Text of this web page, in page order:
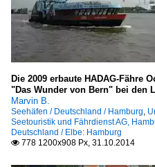
Die 2009 erbaute HADAG-Fähre
"Das Wunder von Bern" bei den
Marvin B.
Seehäfen / Deutschland / Hamburg,
Seetouristik und Fährdienst AG,
Deutschland / Elbe: Hamburg
 778 1200x908 Px, 31.10.2014